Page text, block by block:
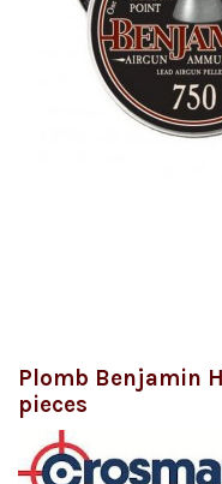
Plomb Benjamin
pieces